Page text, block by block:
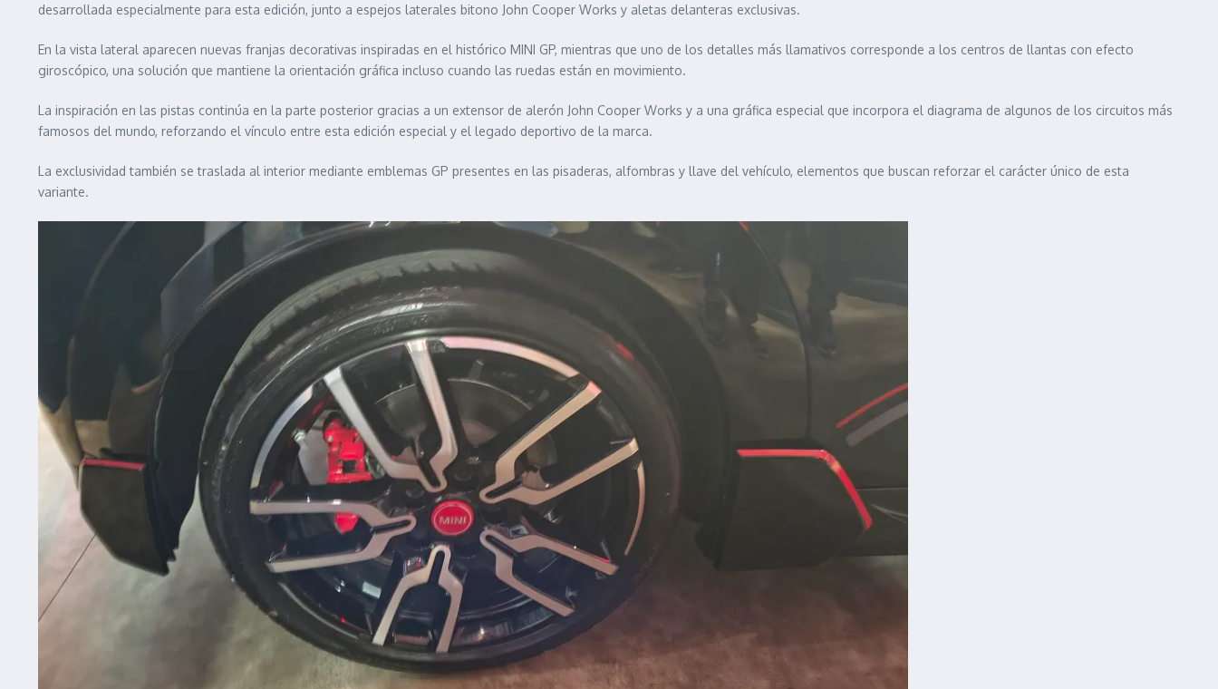
desarrollada especialmente para esta edición, junto a espejos laterales bitono John Cooper Works y aletas delanteras exclusivas.
En la vista lateral aparecen nuevas franjas decorativas inspiradas en el histórico MINI GP, mientras que uno de los detalles más llamativos corresponde a los centros de llantas con efecto
giroscópico, una solución que mantiene la orientación gráfica incluso cuando las ruedas están en movimiento.
La inspiración en las pistas continúa en la parte posterior gracias a un extensor de alerón John Cooper Works y a una gráfica especial que incorpora el diagrama de algunos de los circuitos más
famosos del mundo, reforzando el vínculo entre esta edición especial y el legado deportivo de la marca.
La exclusividad también se traslada al interior mediante emblemas GP presentes en las pisaderas, alfombras y llave del vehículo, elementos que buscan reforzar el carácter único de esta
variante.